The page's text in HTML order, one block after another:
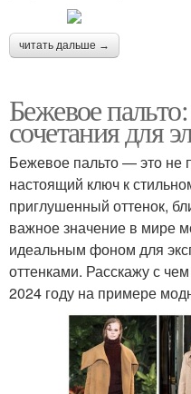
читать дальше →
Бежевое
сочетания для
Бежевое пальто — это не
настоящий ключ к
приглушенный оттенок,
важное значение в мире
идеальным фоном для
оттенками. Расскажу с
2024 году на примере